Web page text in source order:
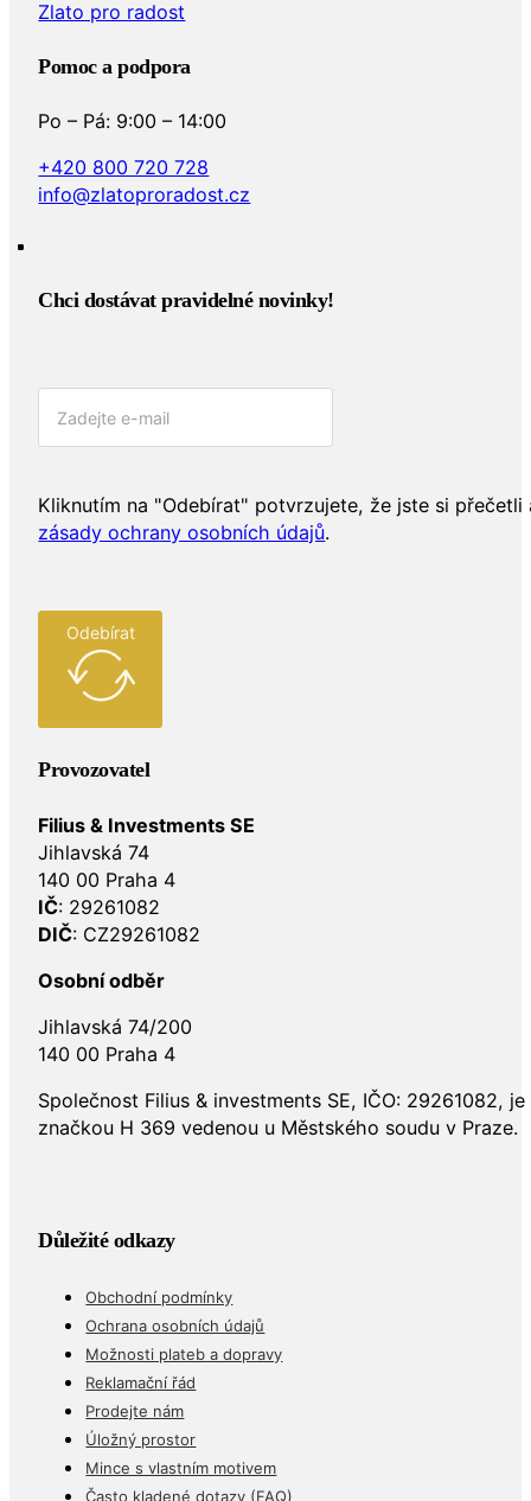
Zlato pro radost
Pomoc a podpora
Po – Pá: 9:00 – 14:00
+420 800 720 728
info@zlatoproradost.cz
Chci dostávat pravidelné novinky!​
Kliknutím na "Odebírat" potvrzujete, že jste si přečetli
zásady ochrany osobních údajů.
Odebírat
Provozovatel
Filius & Investments SE
Jihlavská 74
140 00 Praha 4
IČ: 29261082
DIČ: CZ29261082
Osobní odběr
Jihlavská 74/200
140 00 Praha 4
Společnost Filius & investments SE, IČO: 29261082,
značkou H 369 vedenou u Městského soudu v Praze.
Důležité odkazy
Obchodní podmínky
Ochrana osobních údajů
Možnosti plateb a dopravy
Reklamační řád
Prodejte nám
Úložný prostor
Mince s vlastním motivem
Často kladené dotazy (FAQ)